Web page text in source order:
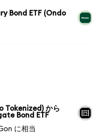
Bond ETF (Ondo
Tokenized) から
Bond ETF
に相当